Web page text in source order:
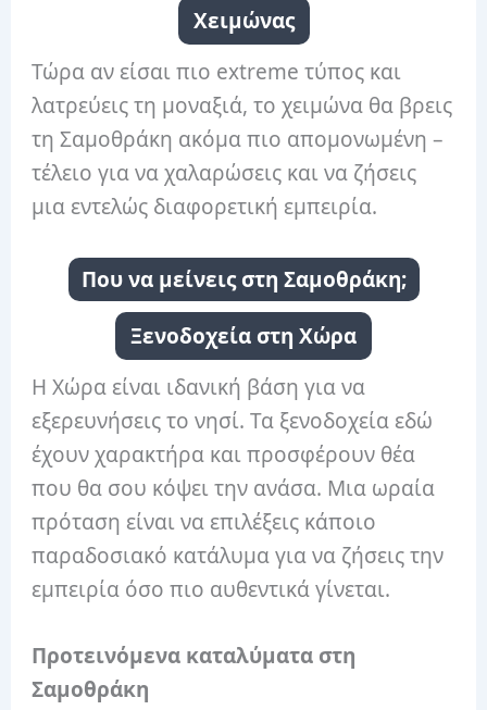
Χειμώνας
Τώρα αν είσαι πιο extreme τύπος και
λατρεύεις τη μοναξιά, το χειμώνα θα βρεις
τη Σαμοθράκη ακόμα πιο απομονωμένη –
τέλειο για να χαλαρώσεις και να ζήσεις
μια εντελώς διαφορετική εμπειρία.
Που να μείνεις στη Σαμοθράκη;
Ξενοδοχεία στη Χώρα
Η Χώρα είναι ιδανική βάση για να
εξερευνήσεις το νησί. Τα ξενοδοχεία εδώ
έχουν χαρακτήρα και προσφέρουν θέα
που θα σου κόψει την ανάσα. Μια ωραία
πρόταση είναι να επιλέξεις κάποιο
παραδοσιακό κατάλυμα για να ζήσεις την
εμπειρία όσο πιο αυθεντικά γίνεται.
Προτεινόμενα καταλύματα στη
Σαμοθράκη